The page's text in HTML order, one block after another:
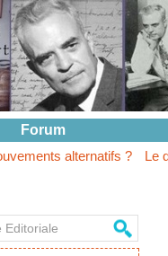
Forum
?
Le